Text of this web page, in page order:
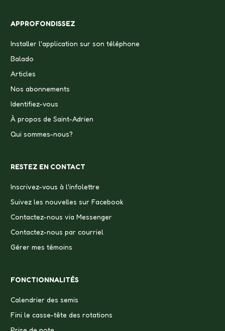
APPROFONDISSEZ
Installer l'application sur son téléphone
Balado
Articles
Nos abonnements
Identifiez-vous
À propos de Saint-Adrien
Qui sommes-nous?
RESTEZ EN CONTACT
Inscrivez-vous à l'infolettre
Suivez les nouvelles sur Facebook
Contactez-nous via Messenger
Contactez-nous par courriel
Gérer mes témoins
FONCTIONNALITÉS
Calendrier des semis
Fini le casse-tête des rotations